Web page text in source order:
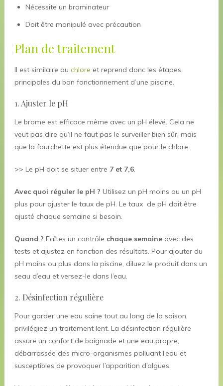
Nécessite un brominateur
Doit être manipulé avec précaution
Plan de traitement
Il est similaire au chlore et reprend donc les étapes
principales du bon fonctionnement d’une piscine.
1. Ajuster le pH
Le brome est efficace même avec un pH élevé. Cela ne
veut pas dire qu’il ne faut pas le surveiller bien sûr, mais
que la fourchette est plus étendue que pour le chlore.
>> Le pH doit se situer entre 7 et 7,6.
Avec quoi réguler le pH ? Utilisez un pH moins ou un pH
plus pour ajuster le taux de pH. Le taux de pH doit être
ajusté chaque semaine si besoin.
Quand ? Faîtes un contrôle chaque semaineavec des
tests et ajustez en fonction des résultats. Pour ajouter du
pH moins ou plus dans la piscine, diluez le produit dans un
seau d’eau et versez-le dans l’eau.
2. Désinfection régulière
Pour garder une eau saine tout au long de la saison,
privilégiez un traitement lent. La désinfection régulière
assure un confort de baignade et une eau propre,
débarrassée des micro-organismes polluant l’eau et
susceptibles de provoquer l’apparition d’algues.